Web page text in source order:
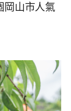
岡山市人氣